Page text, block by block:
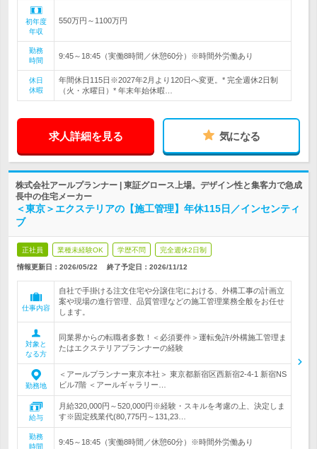
初年度
年収
550万円～1100万円
勤務
時間
9:45～18:45（実働8時間／休憩60分）※時間外労働あり
休日
休暇
年間休日115日※2027年2月より120日へ変更。* 完全週休2日制
（火・水曜日）* 年末年始休暇…
求人詳細を見る 気になる
株式会社アールプランナー | 東証グロース上場。デザイン性と集客力で急成
長中の住宅メーカー
＜東京＞エクステリアの【施工管理】年休115日／インセンティ
ブ
正社員 業種未経験OK 学歴不問 完全週休2日制
情報更新日：2026/05/22 終了予定日： 2026/11/12
仕事内容
自社で手掛ける注文住宅や分譲住宅における、外構工事の計画立
案や現場の進行管理、品質管理などの施工管理業務全般をお任せ
します。
対象と
なる方
同業界からの転職者多数！＜必須要件＞運転免許/外構施工管理ま
たはエクステリアプランナーの経験
勤務地
＜アールプランナー東京本社＞ 東京都新宿区西新宿2-4-1 新宿NS
ビル7階 ＜アールギャラリー…
給与
月給320,000円～520,000円※経験・スキルを考慮の上、決定しま
す※固定残業代(80,775円～131,23…
勤務
時間
9:45～18:45（実働8時間／休憩60分）※時間外労働あり